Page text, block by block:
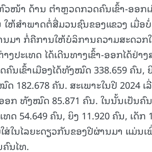
ໜ້າ ດ້ານ ຕຳຫຼວດກວດຄົນເຂົ້າ-ອອກເ
ໃຫ້ສຳພາດຕໍ່ສື່ມວນຊົນຂອງແຂວງ ເມື່
ນມາ ກໍ່ຄືການໃຫ້ບໍລິການຄວາມສະດວ
ງປະເທດ ໄດ້ເດີນທາງເຂົ້າ-ອອກໄດ້ຢ່າ
ນເຂົ້າເມືອງໄດ້ທັງໝົດ 338.659 ຄົນ,
182.678 ຄັນ. ສະເພາະໃນປີ 2024
ກ ທັງໝົດ 85.871 ຄົນ. ໃນນັ້ນເປັນຄົນ
ດ 54.649 ຄົນ, ຍິງ 11.920 ຄົນ, ເດັກ
ໃນໄລຍະດຽວກັນຂອງປີຜ່ານມາ ແມ່ນ
ນໄທ.